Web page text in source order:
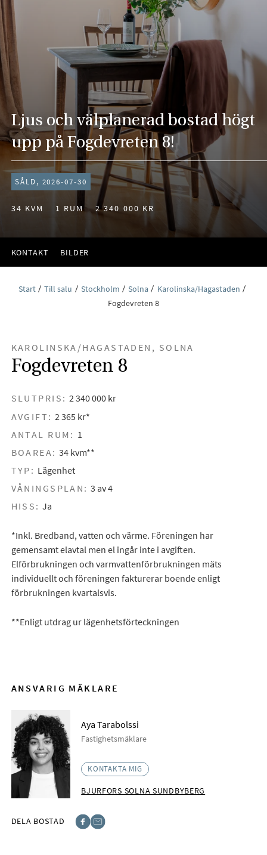
Ljus och välplanerad bostad högt
upp på Fogdevreten 8!
SÅLD, 2026-07-30
34 KVM 1 RUM 2 340 000 KR
KONTAKT BILDER
Start Till salu Stockholm Solna
Karolinska/Hagastaden
Fogdevreten 8
KAROLINSKA/HAGASTADEN, SOLNA
Fogdevreten 8
SLUTPRIS: 2 340 000 kr
AVGIFT: 2 365 kr*
ANTAL RUM: 1
BOAREA: 34 kvm**
TYP: Lägenhet
VÅNINGSPLAN: 3 av 4
HISS: Ja
*Inkl. Bredband, vatten och värme. Föreningen har
gemensamt elavtal men el ingår inte i avgiften.
Elförbrukningen och varmvattenförbrukningen mäts
individuellt och föreningen fakturerar boende enligt
förbrukningen kvartalsvis.
**Enligt utdrag ur lägenhetsförteckningen
ANSVARIG MÄKLARE
Aya Tarabolssi
Fastighetsmäklare
KONTAKTA MIG
BJURFORS SOLNA SUNDBYBERG
DELA BOSTAD